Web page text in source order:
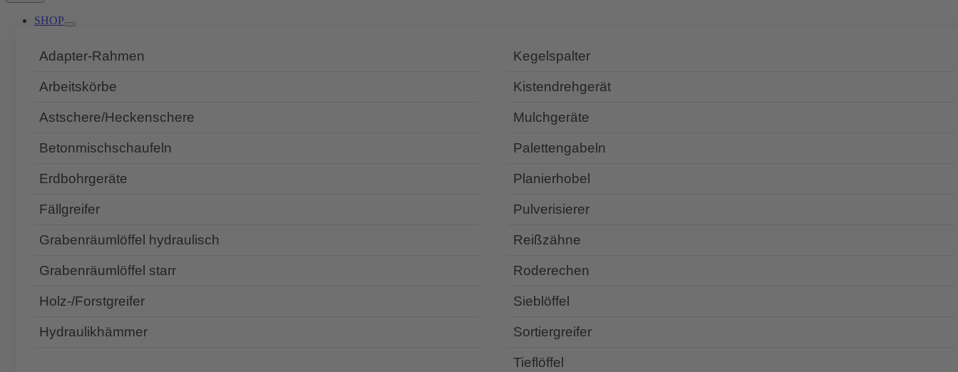
SHOP
Adapter-Rahmen
Arbeitskörbe
Astschere/Heckenschere
Betonmischschaufeln
Erdbohrgeräte
Fällgreifer
Grabenräumlöffel hydraulisch
Grabenräumlöffel starr
Holz-/Forstgreifer
Hydraulikhämmer
Kegelspalter
Kistendrehgerät
Mulchgeräte
Palettengabeln
Planierhobel
Pulverisierer
Reißzähne
Roderechen
Sieblöffel
Sortiergreifer
Tieflöffel